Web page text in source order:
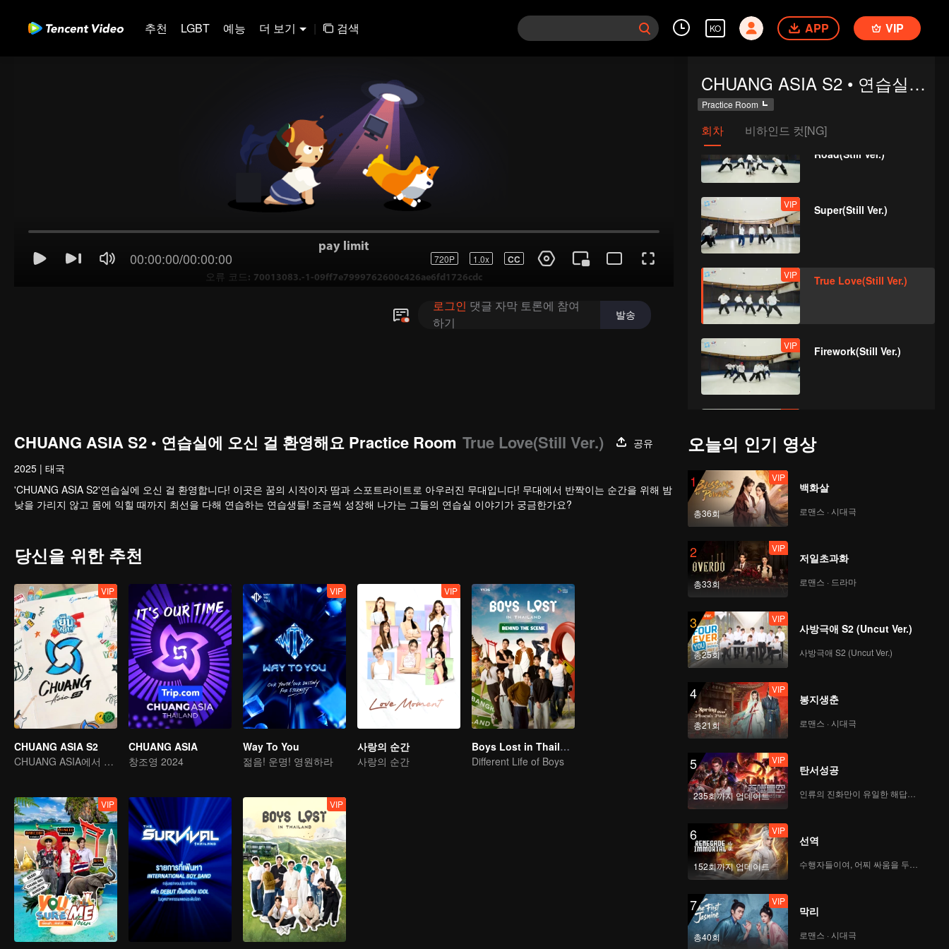
추천 LGBT 예능 더 보기 | 검색 KO APP VIP
pay limit
오류 코드: 70013083.-1-09ff7e7999762600c426ae6fd1726cdc
00:00:00/00:00:00 720P 1.0x CC
로그인 댓글 자막 토론에 참여
하기
발송
CHUANG ASIA S2 • 연습실에 오신 걸 환영해요
Practice Room
회차 비하인드 컷[NG]
VIP
Under The Moon
Road(Still Ver.)
VIP Super(Still Ver.)
VIP True Love(Still Ver.)
VIP Firework(Still Ver.)
Ver.)
VIP A(Moving Ver.)
VIP
Bad News(Moving
Ver.)
VIP
Hard To Say(Moving
Ver.)
VIP
Attention(Moving
Ver.)
VIP
Still Monster(Moving
Ver.)
VIP
Under The Moon
Road(Moving Ver.)
VIP Super(Moving Ver.)
CHUANG ASIA S2 • 연습실에 오신 걸 환영해요 Practice Room True Love(Still Ver.)
공유
2025 | 태국
'CHUANG ASIA S2'연습실에 오신 걸 환영합니다! 이곳은 꿈의 시작이자 땀과 스포트라이트로 아우러진 무대입니다! 무대에서 반짝이는 순간을 위해 밤
낮을 가리지 않고 몸에 익힐 때까지 최선을 다해 연습하는 연습생들! 조금씩 성장해 나가는 그들의 연습실 이야기가 궁금한가요?
당신을 위한 추천
VIP
CHUANG ASIA S2
CHUANG ASIA에서 당신의 아이돌을 픽 하세요
CHUANG ASIA
창조영 2024
VIP
Way To You
젊음! 운명! 영원하라
VIP
사랑의 순간
사랑의 순간
Boys Lost in Thailand·Behind the Scene
Different Life of Boys
VIP VIP
오늘의 인기 영상
1
총36회
VIP
백화살
로맨스 · 시대극
2
총33회
VIP
저일초과화
로맨스 · 드라마
3
총25회
VIP
사방극애 S2 (Uncut Ver.)
사방극애 S2 (Uncut Ver.)
4
총21회
VIP
봉지생춘
로맨스 · 시대극
5
235회까지 업데이트
VIP
탄서성공
인류의 진화만이 유일한 해답이다
6
152회까지 업데이트
VIP
선역
7
총40회
VIP
막리
로맨스 · 시대극